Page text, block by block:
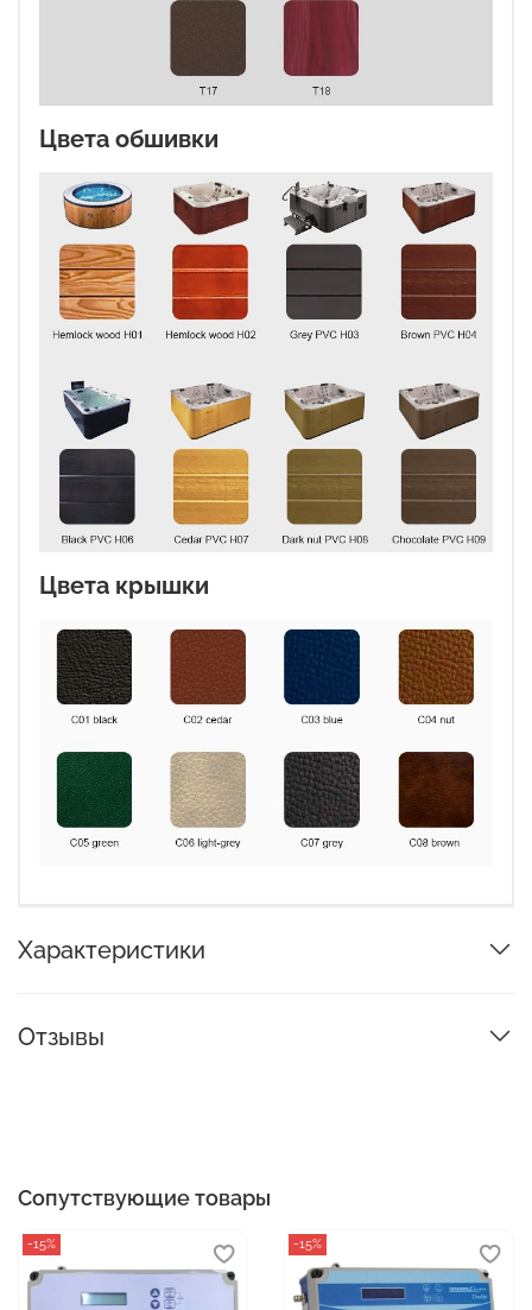
Цвета обшивки
Цвета крышки
Характеристики
Отзывы
Сопутствующие товары
-15% -15%